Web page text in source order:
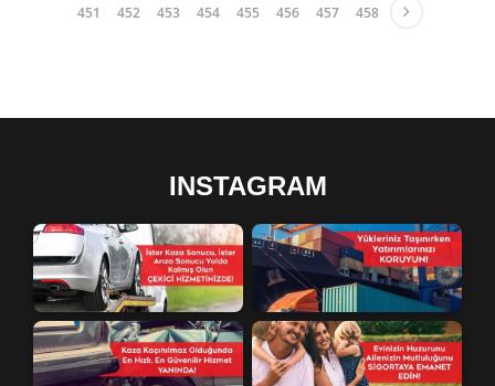
451
452 453 454 455 456 457 458
INSTAGRAM